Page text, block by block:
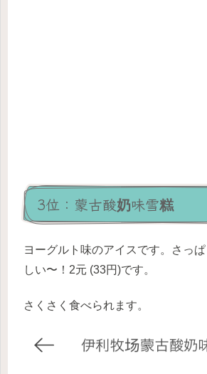
3位：蒙古酸奶味雪糕
ヨーグルト味のアイスです。さっ
しい〜！2元 (33円)です。
さくさく食べられます。